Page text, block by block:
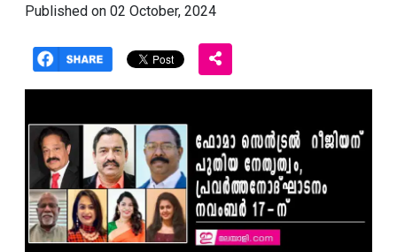
Published on 02 October, 2024